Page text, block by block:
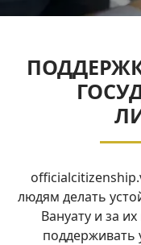
людям делать
Вануату и за
поддерживать